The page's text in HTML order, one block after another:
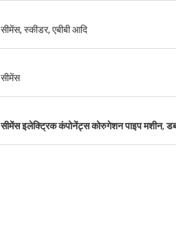
सीमेंस, स्कीडर, एबीबी आदि
सीमेंस
सीमेंस इलेक्ट्रिक कंपोनेंट्स कोरुगेशन पाइप मशीन,